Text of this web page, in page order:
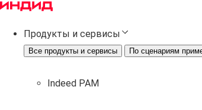
Продукты и сервисы
Все продукты и сервисы По сценариям
Indeed PAM